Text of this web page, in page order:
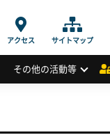
アクセス サイトマップ
その他の活動等